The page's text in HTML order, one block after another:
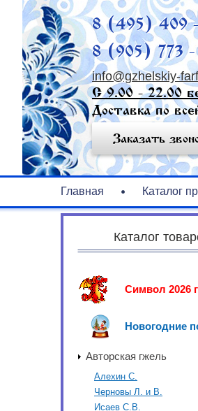
8 (495) 409
8 (905) 773
info@gzhelskiy-
С 9.00 - 22.00
Доставка по
Заказать
Главная Каталог
Каталог
Символ 2026
Новогодние
Авторская гжель
Алехин С.
Черновы Л. и В.
Исаев С.В.